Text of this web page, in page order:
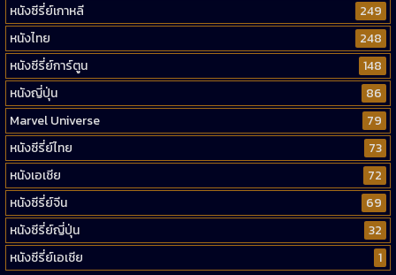
หนังซีรี่ย์เกาหลี
249
หนังไทย
248
หนังซีรี่ย์การ์ตูน
148
หนังญี่ปุ่น
86
Marvel Universe
79
หนังซีรี่ย์ไทย
73
หนังเอเชีย
72
หนังซีรี่ย์จีน
69
หนังซีรี่ย์ญี่ปุ่น
32
หนังซีรี่ย์เอเชีย
1